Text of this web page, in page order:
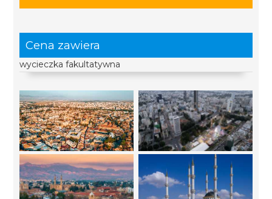
Cena zawiera
wycieczka fakultatywna